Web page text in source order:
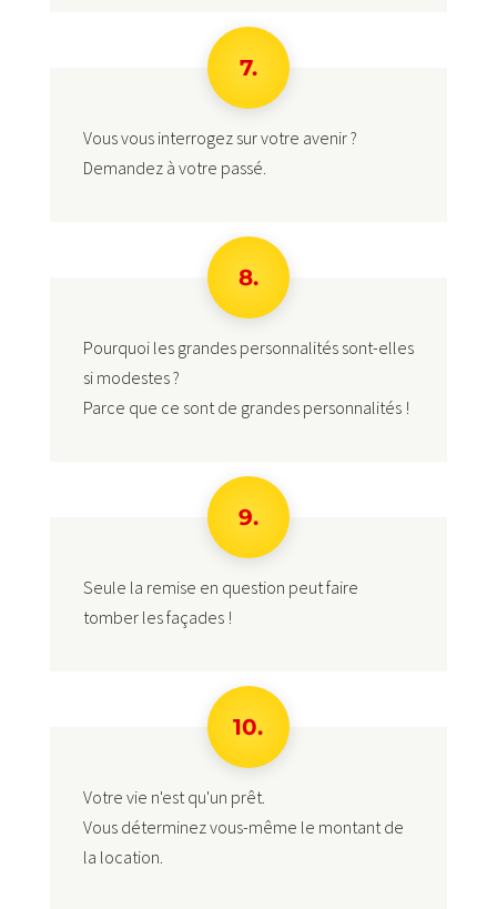
7.
Vous vous interrogez sur votre avenir ?
Demandez à votre passé.
8.
Pourquoi les grandes personnalités sont-elles
si modestes ?
Parce que ce sont de grandes personnalités !
9.
Seule la remise en question peut faire
tomber les façades !
10.
Votre vie n'est qu'un prêt.
Vous déterminez vous-même le montant de
la location.